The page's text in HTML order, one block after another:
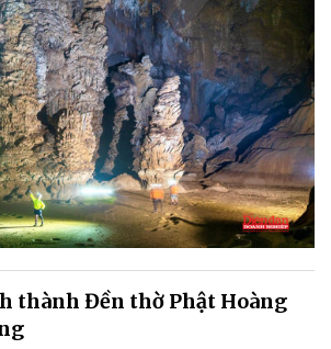
thành Đền thờ Phật Hoàng